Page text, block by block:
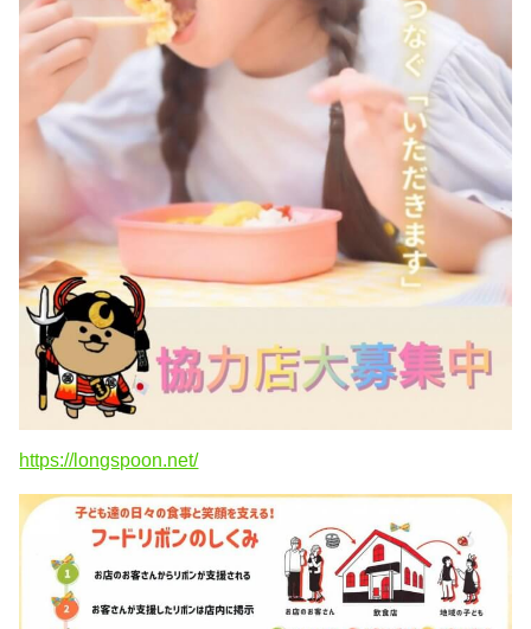
https://longspoon.net/